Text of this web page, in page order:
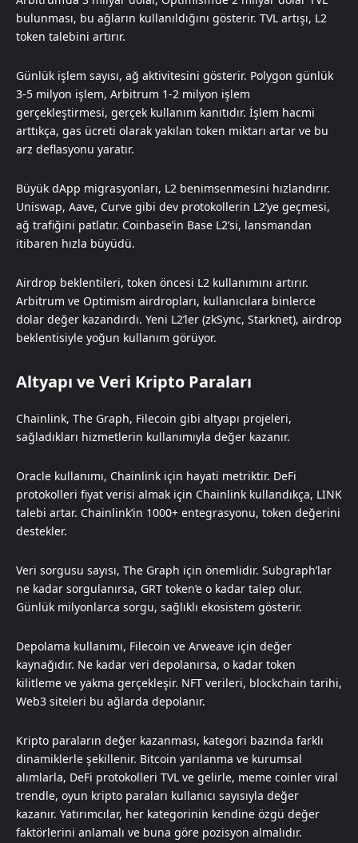
bulunması, bu ağların kullanıldığını gösterir. TVL artışı, L2
token talebini artırır.
Günlük işlem sayısı, ağ aktivitesini gösterir. Polygon günlük
3-5 milyon işlem, Arbitrum 1-2 milyon işlem
gerçekleştirmesi, gerçek kullanım kanıtıdır. İşlem hacmi
arttıkça, gas ücreti olarak yakılan token miktarı artar ve bu
arz deflasyonu yaratır.
Büyük dApp migrasyonları, L2 benimsenmesini hızlandırır.
Uniswap, Aave, Curve gibi dev protokollerin L2’ye geçmesi,
ağ trafiğini patlatır. Coinbase’in Base L2’si, lansmandan
itibaren hızla büyüdü.
Airdrop beklentileri, token öncesi L2 kullanımını artırır.
Arbitrum ve Optimism airdropları, kullanıcılara binlerce
dolar değer kazandırdı. Yeni L2’ler (zkSync, Starknet), airdrop
beklentisiyle yoğun kullanım görüyor.
Altyapı ve Veri Kripto Paraları
Chainlink, The Graph, Filecoin gibi altyapı projeleri,
sağladıkları hizmetlerin kullanımıyla değer kazanır.
Oracle kullanımı, Chainlink için hayati metriktir. DeFi
protokolleri fiyat verisi almak için Chainlink kullandıkça, LINK
talebi artar. Chainlink’in 1000+ entegrasyonu, token değerini
destekler.
Veri sorgusu sayısı, The Graph için önemlidir. Subgraph’lar
ne kadar sorgulanırsa, GRT token’e o kadar talep olur.
Günlük milyonlarca sorgu, sağlıklı ekosistem gösterir.
Depolama kullanımı, Filecoin ve Arweave için değer
kaynağıdır. Ne kadar veri depolanırsa, o kadar token
kilitleme ve yakma gerçekleşir. NFT verileri, blockchain tarihi,
Web3 siteleri bu ağlarda depolanır.
Kripto paraların değer kazanması, kategori bazında farklı
dinamiklerle şekillenir. Bitcoin yarılanma ve kurumsal
alımlarla, DeFi protokolleri TVL ve gelirle, meme coinler viral
trendle, oyun kripto paraları kullanıcı sayısıyla değer
kazanır. Yatırımcılar, her kategorinin kendine özgü değer
faktörlerini anlamalı ve buna göre pozisyon almalıdır.